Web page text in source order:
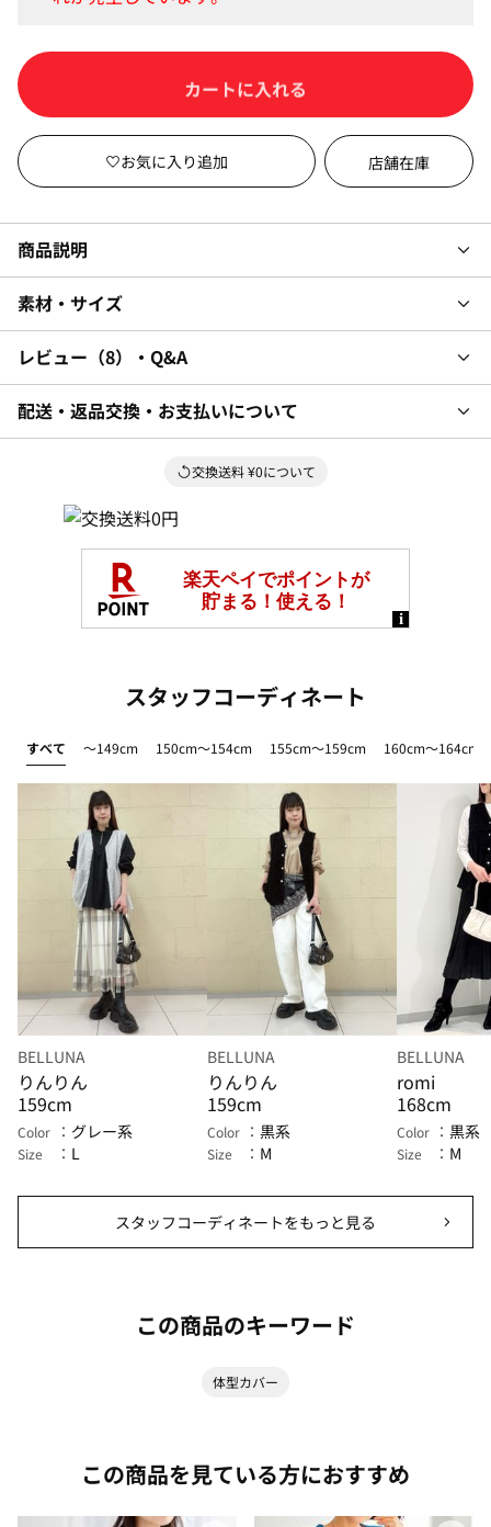
カートに入れる
店舗在庫
商品説明
素材・サイズ
レビュー 8 ・Q&A
配送・返品交換・お支払いについて
交換送料 ¥0について
スタッフコーディネート
すべて ～149cm 150cm～154cm 155cm～159cm 160cm～164cm
BELLUNA
りんりん
159cm
Color グレー系
Size L
BELLUNA
りんりん
159cm
Color 黒系
Size M
BELLUNA
romi
168cm
Color 黒系
Size M
スタッフコーディネートをもっと見る
この商品のキーワード
体型カバー
この商品を見ている方におすすめ